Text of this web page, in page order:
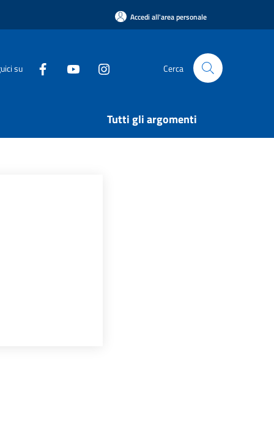
Accedi all'area personale
su Cerca
Tutti gli argomenti